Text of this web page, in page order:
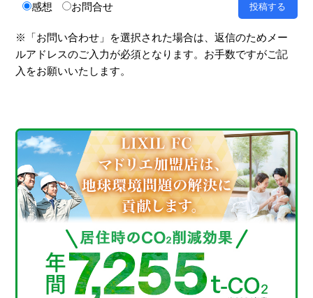
感想 お問合せ
※「お問い合わせ」を選択された場合は、返信のためメー
ルアドレスのご入力が必須となります。お手数ですがご記
入をお願いいたします。